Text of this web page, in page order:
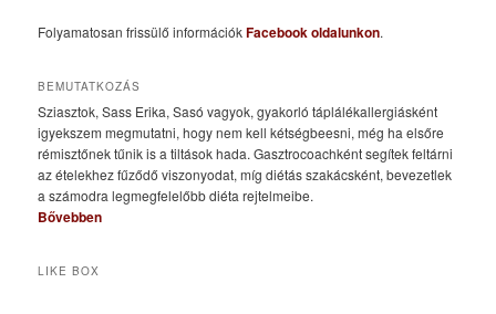
Folyamatosan frissülő információkFacebook oldalunkon.
BEMUTATKOZÁS
Sziasztok, Sass Erika, Sasó vagyok, gyakorló táplálékallergiásként
igyekszem megmutatni, hogy nem kell kétségbeesni, még ha elsőre
rémisztőnek tűnik is a tiltások hada. Gasztrocoachként segítek feltárni
az ételekhez fűződő viszonyodat, míg diétás szakácsként, bevezetlek
a számodra legmegfelelőbb diéta rejtelmeibe.
Bővebben
LIKE BOX